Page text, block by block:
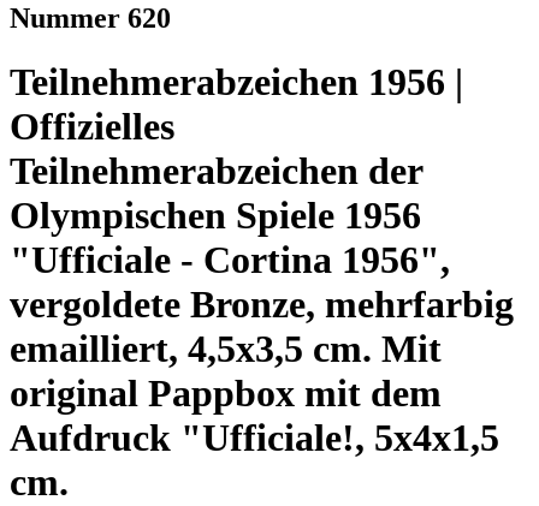
Nummer 620
Teilnehmerabzeichen 1956 |
Offizielles
Teilnehmerabzeichen der
Olympischen Spiele 1956
"Ufficiale - Cortina 1956",
vergoldete Bronze, mehrfarbig
emailliert, 4,5x3,5 cm. Mit
original Pappbox mit dem
Aufdruck "Ufficiale!, 5x4x1,5
cm.